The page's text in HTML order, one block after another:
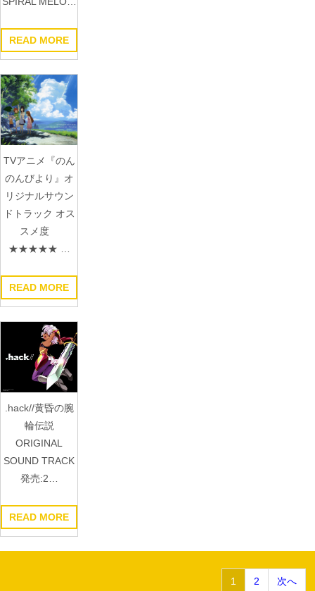
READ MORE
TVアニメ『のん
のんびより』オ
リジナルサウン
ドトラック オス
スメ度
★★★★★ …
READ MORE
.hack//黄昏の腕
輪伝説
ORIGINAL
SOUND TRACK
発売:2…
READ MORE
1 2 次へ